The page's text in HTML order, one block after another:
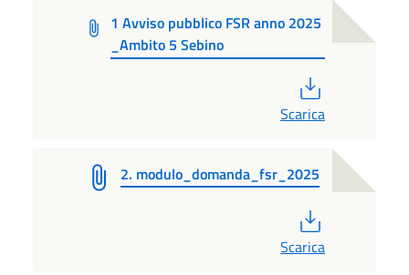
1 Avviso pubblico FSR anno 2025
_Ambito 5 Sebino
Scarica
2. modulo_domanda_fsr_2025
Scarica